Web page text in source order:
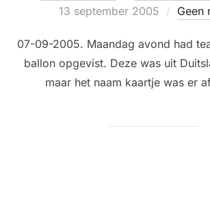
Geplaatst
13 september 2005 Geen
07-09-2005. Maandag avond had
ballon opgevist. Deze was uit
maar het naam kaartje was er